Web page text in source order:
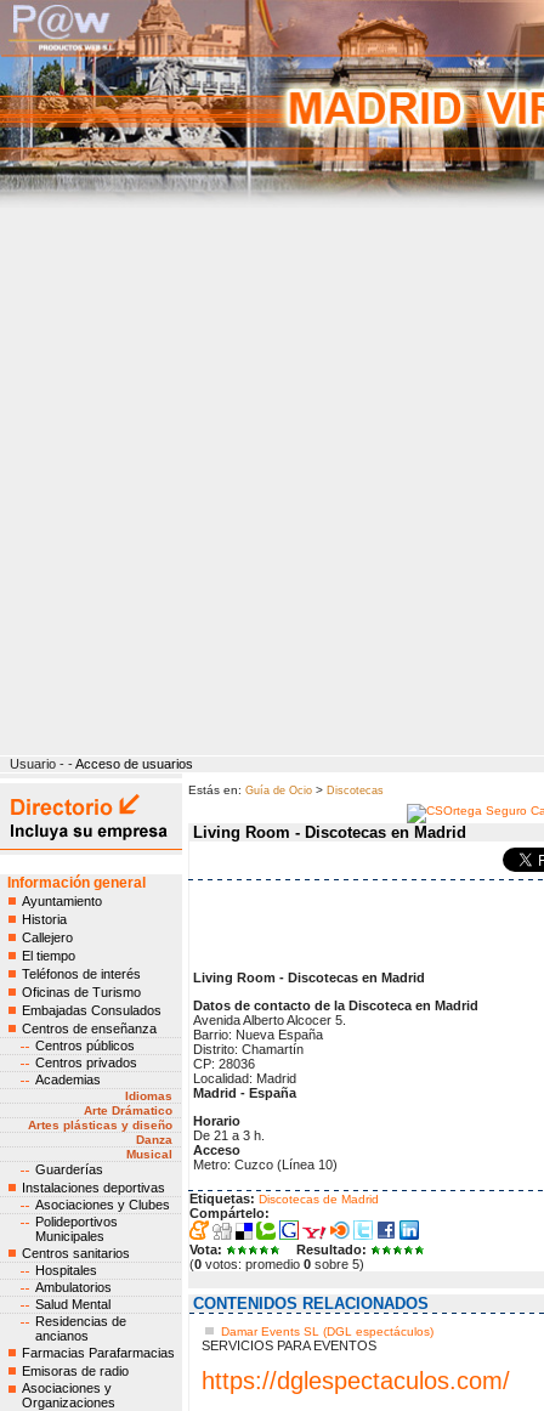
Usuario - -Acceso de usuarios
Información general
Ayuntamiento
Historia
Callejero
El tiempo
Teléfonos de interés
Oficinas de Turismo
Embajadas Consulados
Centros de enseñanza
Centros públicos
Centros privados
Academias
Idiomas
Arte Drámatico
Artes plásticas y diseño
Danza
Musical
Guarderías
Instalaciones deportivas
Asociaciones y Clubes
Polideportivos
Municipales
Centros sanitarios
Hospitales
Ambulatorios
Salud Mental
Residencias de
ancianos
Farmacias Parafarmacias
Emisoras de radio
Asociaciones y
Organizaciones
Estás en: Guía de Ocio > Discotecas
Living Room - Discotecas en Madrid
Living Room - Discotecas en Madrid
Datos de contacto de la Discoteca en Madrid
Avenida Alberto Alcocer 5.
Barrio: Nueva España
Distrito: Chamartín
CP: 28036
Localidad: Madrid
Madrid - España
Horario
De 21 a 3 h.
Acceso
Metro: Cuzco (Línea 10)
Etiquetas: Discotecas de Madrid
Compártelo:
Vota:
Resultado:
(0 votos: promedio 0 sobre 5)
CONTENIDOS RELACIONADOS
Damar Events SL (DGL espectáculos)
SERVICIOS PARA EVENTOS
https://dglespectaculos.com/